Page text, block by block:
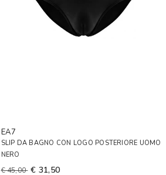
EA7
SLIP DA BAGNO CON LOGO POSTERIORE UOMO
NERO
€ 45,00 € 31,50